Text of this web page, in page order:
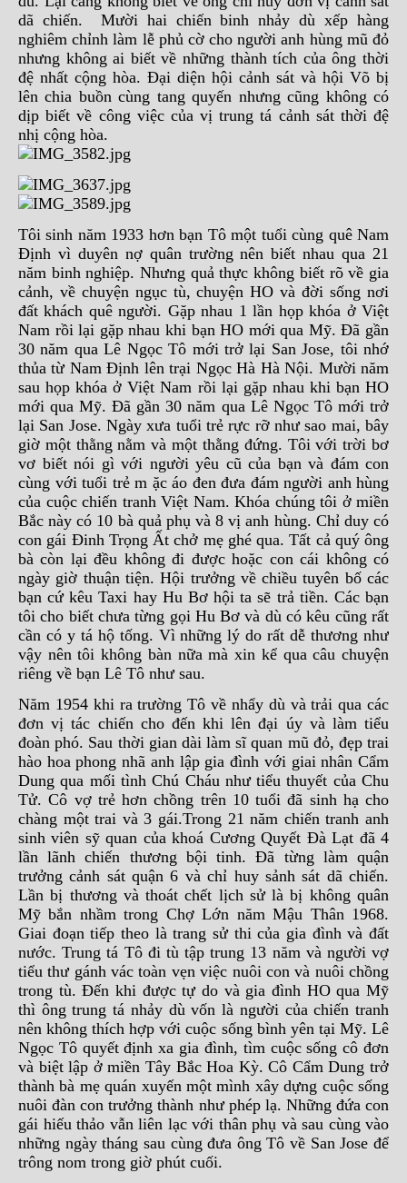
dã chiến. Mười hai chiến binh nhảy dù xếp hàng
nghiêm chỉnh làm lễ phủ cờ cho người anh hùng mũ đỏ
nhưng không ai biết về những thành tích của ông thời
đệ nhất cộng hòa. Đại diện hội cảnh sát và hội Võ bị
lên chia buồn cùng tang quyến nhưng cũng không có
dịp biết về công việc của vị trung tá cảnh sát thời đệ
nhị cộng hòa.
Tôi sinh năm 1933 hơn bạn Tô một tuổi cùng quê Nam
Định vì duyên nợ quân trường nên biết nhau qua 21
năm binh nghiệp. Nhưng quả thực không biết rõ về gia
cảnh, về chuyện ngục tù, chuyện HO và đời sống nơi
đất khách quê người. Gặp nhau 1 lần họp khóa ở Việt
Nam rồi lại gặp nhau khi bạn HO mới qua Mỹ. Đã gần
30 năm qua Lê Ngọc Tô mới trở lại San Jose, tôi nhớ
thủa từ Nam Định lên trại Ngọc Hà Hà Nội. Mười năm
sau họp khóa ở Việt Nam rồi lại gặp nhau khi bạn HO
mới qua Mỹ. Đã gần 30 năm qua Lê Ngọc Tô mới trở
lại San Jose. Ngày xưa tuổi trẻ rực rỡ như sao mai, bây
giờ một thằng nằm và một thằng đứng. Tôi với trời bơ
vơ biết nói gì với người yêu cũ của bạn và đám con
cùng với tuổi trẻ m ặc áo đen đưa đám người anh hùng
của cuộc chiến tranh Việt Nam. Khóa chúng tôi ở miền
Bắc này có 10 bà quả phụ và 8 vị anh hùng. Chỉ duy có
con gái Đinh Trọng Ất chở mẹ ghé qua. Tất cả quý ông
bà còn lại đều không đi được hoặc con cái không có
ngày giờ thuận tiện. Hội trưởng về chiều tuyên bố các
bạn cứ kêu Taxi hay Hu Bơ hội ta sẽ trả tiền. Các bạn
tôi cho biết chưa từng gọi Hu Bơ và dù có kêu cũng rất
cần có y tá hộ tống. Vì những lý do rất dễ thương như
vậy nên tôi không bàn nữa mà xin kể qua câu chuyện
riêng về bạn Lê Tô như sau.
Năm 1954 khi ra trường Tô về nhẩy dù và trải qua các
đơn vị tác chiến cho đến khi lên đại úy và làm tiểu
đoàn phó. Sau thời gian dài làm sĩ quan mũ đỏ, đẹp trai
hào hoa phong nhã anh lập gia đình với giai nhân Cẩm
Dung qua mối tình Chú Cháu như tiểu thuyết của Chu
Tử. Cô vợ trẻ hơn chồng trên 10 tuổi đã sinh hạ cho
chàng một trai và 3 gái.Trong 21 năm chiến tranh anh
sinh viên sỹ quan của khoá Cương Quyết Đà Lạt đã 4
lần lãnh chiến thương bội tinh. Đã từng làm quận
trưởng cảnh sát quận 6 và chỉ huy sảnh sát dã chiến.
Lần bị thương và thoát chết lịch sử là bị không quân
Mỹ bắn nhầm trong Chợ Lớn năm Mậu Thân 1968.
Giai đoạn tiếp theo là trang sử thi của gia đình và đất
nước. Trung tá Tô đi tù tập trung 13 năm và người vợ
tiểu thư gánh vác toàn vẹn việc nuôi con và nuôi chồng
trong tù. Đến khi được tự do và gia đình HO qua Mỹ
thì ông trung tá nhảy dù vốn là người của chiến tranh
nên không thích hợp với cuộc sống bình yên tại Mỹ. Lê
Ngọc Tô quyết định xa gia đình, tìm cuộc sống cô đơn
và biệt lập ở miền Tây Bắc Hoa Kỳ. Cô Cẩm Dung trở
thành bà mẹ quán xuyến một mình xây dựng cuộc sống
nuôi đàn con trưởng thành như phép lạ. Những đứa con
gái hiếu thảo vẫn liên lạc với thân phụ và sau cùng vào
những ngày tháng sau cùng đưa ông Tô về San Jose để
trông nom trong giờ phút cuối.